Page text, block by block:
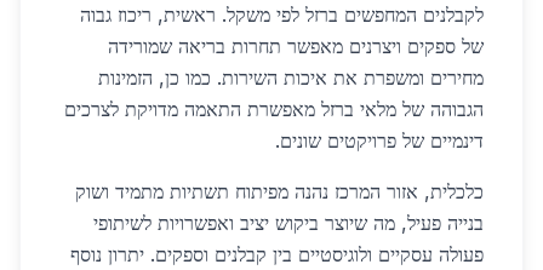
לקבלנים המחפשים ברזל לפי משקל. ראשית, ריכוז גבוה
של ספקים ויצרנים מאפשר תחרות בריאה שמורידה
מחירים ומשפרת את איכות השירות. כמו כן, הזמינות
הגבוהה של מלאי ברזל מאפשרת התאמה מדויקת לצרכים
דינמיים של פרויקטים שונים.
כלכלית, אזור המרכז נהנה מפיתוח תשתיות מתמיד ושוק
בנייה פעיל, מה שיוצר ביקוש יציב ואפשרויות לשיתופי
פעולה עסקיים ולוגיסטיים בין קבלנים וספקים. יתרון נוסף